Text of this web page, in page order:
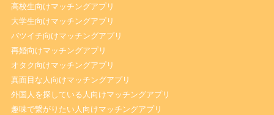
高校生向けマッチングアプリ
大学生向けマッチングアプリ
バツイチ向けマッチングアプリ
再婚向けマッチングアプリ
オタク向けマッチングアプリ
真面目な人向けマッチングアプリ
外国人を探している人向けマッチングアプリ
趣味で繋がりたい人向けマッチングアプリ